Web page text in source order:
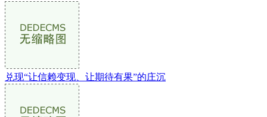
兑现“让信赖变现、让期待有果”的庄沉